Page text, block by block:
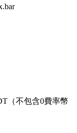
（不包含0費率幣